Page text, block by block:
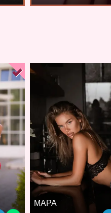
МАРА